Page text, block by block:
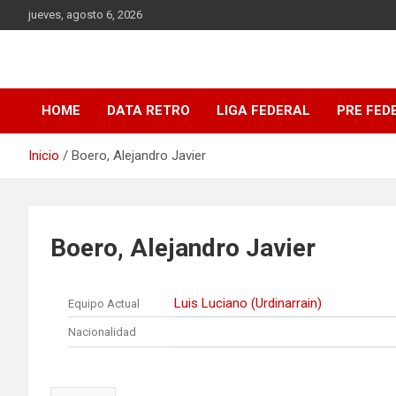
Saltar
al
jueves, agosto 6, 2026
DATA Basquet
HOME DATA RETRO LIGA FEDERAL PRE
Inicio Boero, Alejandro Javier
Boero, Alejandro Javier
Equipo Actual Luis Luciano (Urdinarrain)
Nacionalidad